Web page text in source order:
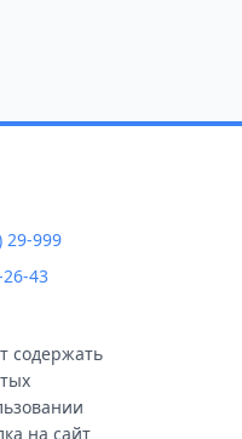
29-999
43
содержать
на сайт